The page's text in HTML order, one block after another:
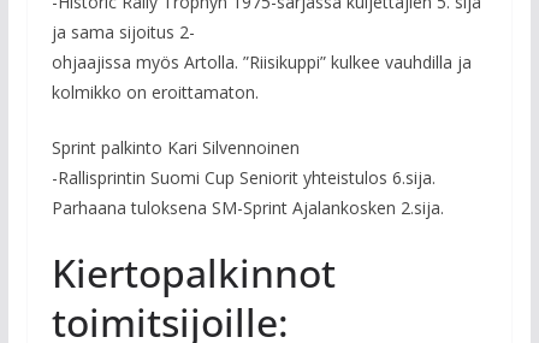
ja sama sijoitus 2-
ohjaajissa myös Artolla. ”Riisikuppi” kulkee vauhdilla ja
kolmikko on eroittamaton.
Sprint palkinto Kari Silvennoinen
-Rallisprintin Suomi Cup Seniorit yhteistulos 6.sija.
Parhaana tuloksena SM-Sprint Ajalankosken 2.sija.
Kiertopalkinnot
toimitsijoille: